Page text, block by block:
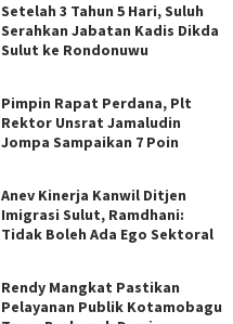
Setelah 3 Tahun 5 Hari, Suluh
Serahkan Jabatan Kadis Dikda
Sulut ke Rondonuwu
Pimpin Rapat Perdana, Plt
Rektor Unsrat Jamaludin
Jompa Sampaikan 7 Poin
Anev Kinerja Kanwil Ditjen
Imigrasi Sulut, Ramdhani:
Tidak Boleh Ada Ego Sektoral
Rendy Mangkat Pastikan
Pelayanan Publik Kotamobagu